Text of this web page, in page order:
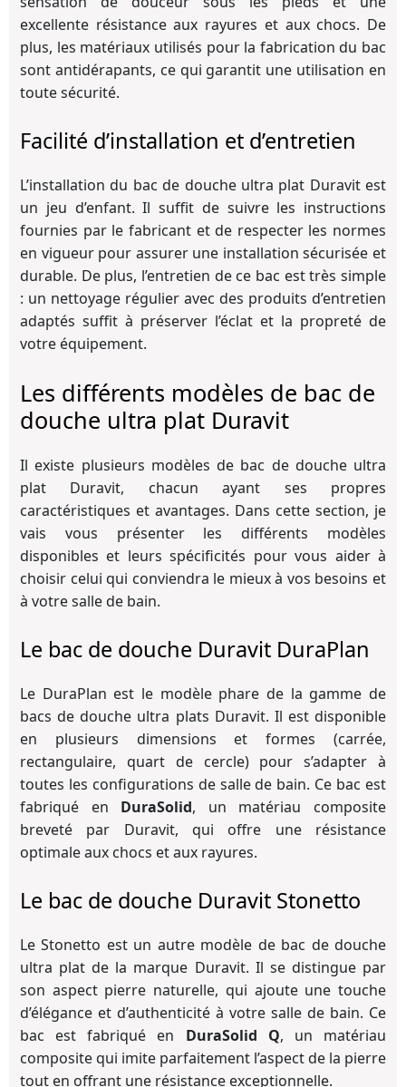
excellente résistance aux rayures et aux chocs. De
plus, les matériaux utilisés pour la fabrication du bac
sont antidérapants, ce qui garantit une utilisation en
toute sécurité.
Facilité d’installation et d’entretien
L’installation du bac de douche ultra plat Duravit est
un jeu d’enfant. Il suffit de suivre les instructions
fournies par le fabricant et de respecter les normes
en vigueur pour assurer une installation sécurisée et
durable. De plus, l’entretien de ce bac est très simple
: un nettoyage régulier avec des produits d’entretien
adaptés suffit à préserver l’éclat et la propreté de
votre équipement.
Les différents modèles de bac de
douche ultra plat Duravit
Il existe plusieurs modèles de bac de douche ultra
plat Duravit, chacun ayant ses propres
caractéristiques et avantages. Dans cette section, je
vais vous présenter les différents modèles
disponibles et leurs spécificités pour vous aider à
choisir celui qui conviendra le mieux à vos besoins et
à votre salle de bain.
Le bac de douche Duravit DuraPlan
Le DuraPlan est le modèle phare de la gamme de
bacs de douche ultra plats Duravit. Il est disponible
en plusieurs dimensions et formes (carrée,
rectangulaire, quart de cercle) pour s’adapter à
toutes les configurations de salle de bain. Ce bac est
fabriqué en DuraSolid, un matériau composite
breveté par Duravit, qui offre une résistance
optimale aux chocs et aux rayures.
Le bac de douche Duravit Stonetto
Le Stonetto est un autre modèle de bac de douche
ultra plat de la marque Duravit. Il se distingue par
son aspect pierre naturelle, qui ajoute une touche
d’élégance et d’authenticité à votre salle de bain. Ce
bac est fabriqué en DuraSolid Q, un matériau
composite qui imite parfaitement l’aspect de la pierre
tout en offrant une résistance exceptionnelle.